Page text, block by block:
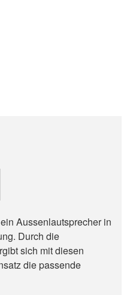
Aussenlautsprecher in
Durch die
sich mit diesen
die passende